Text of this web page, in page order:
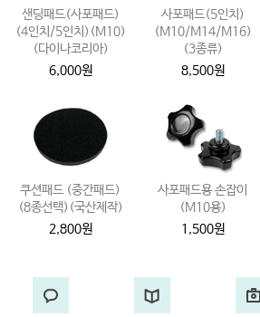
샌딩패드(사포패드)
(4인치/5인치)(M10)
(다이나코리아)
6,000원
사포패드(5인치)
(M10/M14/M16)
(3종류)
8,500원
쿠션패드 (중간패드)
(8종선택)(국산제작)
2,800원
사포패드용 손잡이
(M10용)
1,500원